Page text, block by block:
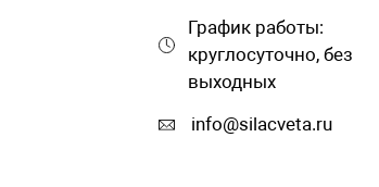
График работы:
круглосуточно, без
выходных
info@silacveta.ru